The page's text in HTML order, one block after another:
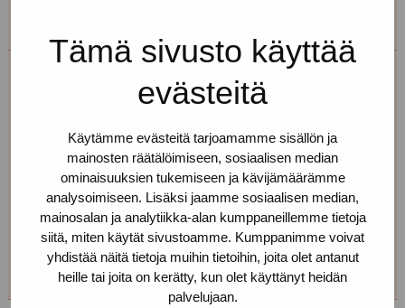
Tämä sivusto käyttää
evästeitä
Käytämme evästeitä tarjoamamme sisällön ja
mainosten räätälöimiseen, sosiaalisen median
ominaisuuksien tukemiseen ja kävijämäärämme
analysoimiseen. Lisäksi jaamme sosiaalisen median,
mainosalan ja analytiikka-alan kumppaneillemme tietoja
siitä, miten käytät sivustoamme. Kumppanimme voivat
yhdistää näitä tietoja muihin tietoihin, joita olet antanut
heille tai joita on kerätty, kun olet käyttänyt heidän
palvelujaan.
Toimipiste: Helsinki
Terveydenhoitaja, seksuaalineuvoja
+358 40 709 0579
maire.henno(at)protukipiste.fi
Henkilön
osaama
Henkilön
osaama
Henkilön
osaama
Henkilön
osaama